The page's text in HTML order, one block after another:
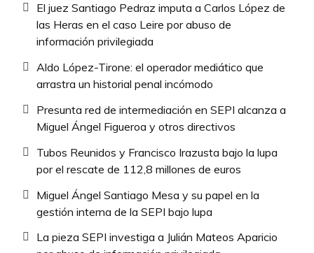
El juez Santiago Pedraz imputa a Carlos López de
las Heras en el caso Leire por abuso de
información privilegiada
Aldo López-Tirone: el operador mediático que
arrastra un historial penal incómodo
Presunta red de intermediación en SEPI alcanza a
Miguel Ángel Figueroa y otros directivos
Tubos Reunidos y Francisco Irazusta bajo la lupa
por el rescate de 112,8 millones de euros
Miguel Ángel Santiago Mesa y su papel en la
gestión interna de la SEPI bajo lupa
La pieza SEPI investiga a Julián Mateos Aparicio